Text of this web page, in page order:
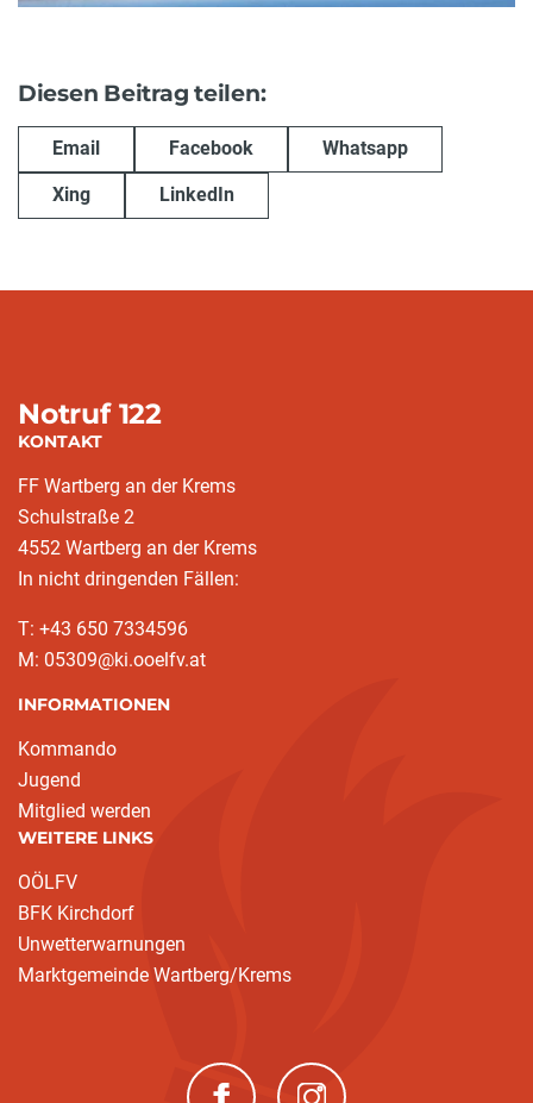
Diesen Beitrag teilen:
Email Facebook Whatsapp
Xing LinkedIn
Notruf 122
KONTAKT
FF Wartberg an der Krems
Schulstraße 2
4552 Wartberg an der Krems
In nicht dringenden Fällen:
T: +43 650 7334596
M: 05309@ki.ooelfv.at
INFORMATIONEN
Kommando
Jugend
Mitglied werden
WEITERE LINKS
OÖLFV
BFK Kirchdorf
Unwetterwarnungen
Marktgemeinde Wartberg/Krems